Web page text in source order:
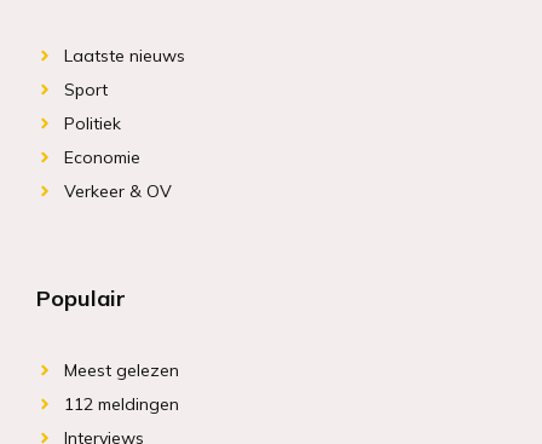
Laatste nieuws
Sport
Politiek
Economie
Verkeer & OV
Populair
Meest gelezen
112 meldingen
Interviews